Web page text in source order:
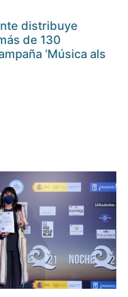
distribuye
de 130
‘Música als